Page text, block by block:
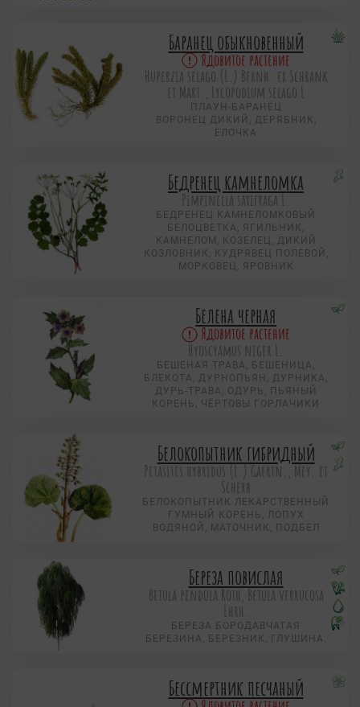
Баранец обыкновенный
Ядовитое растение
Huperzia selago (L.) Bernh. ex Schrank
et Mart., Lycopodium selago L
ПЛАУН-БАРАНЕЦ
ВОРОНЕЦ ДИКИЙ, ДЕРЯБНИК,
ЕЛОЧКА
Бедренец камнеломка
Pimpinella saxifraga L.
БЕДРЕНЕЦ КАМНЕЛОМКОВЫЙ
БЕЛОЦВЕТКА, ЯГИЛЬНИК,
КАМНЕЛОМ, КОЗЕЛЕЦ, ДИКИЙ
КОЗЛОВНИК, КУДРЯВЕЦ ПОЛЕВОЙ,
МОРКОВЕЦ, ЯРОВНИК
Белена черная
Ядовитое растение
Hyoscyamus niger L.
БЕШЕНАЯ ТРАВА, БЕШЕНИЦА,
БЛЕКОТА, ДУРНОПЬЯН, ДУРНИКА,
ДУРЬ-ТРАВА, ОДУРЬ, ПЬЯНЫЙ
КОРЕНЬ, ЧЁРТОВЫ ГОРЛАЧИКИ
Белокопытник гибридный
Petasites hybridus (L.) Gaertn., Mey. et
Scherb
БЕЛОКОПЫТНИК ЛЕКАРСТВЕННЫЙ
ГУМНЫЙ КОРЕНЬ, ЛОПУХ
ВОДЯНОЙ, МАТОЧНИК, ПОДБЕЛ
Береза повислая
Betula pendula Roth, Betula verrucosa
Ehrh.
БЕРЕЗА БОРОДАВЧАТАЯ
БЕРЕЗИНА, БЕРЕЗНИК, ГЛУШИНА.
Бессмертник песчаный